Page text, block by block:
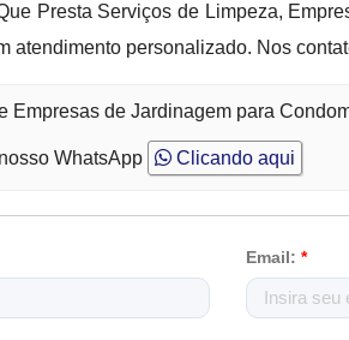
Presta Serviços de Limpeza,
atendimento personalizado. Nos
Empresas de Jardinagem para
WhatsApp Clicando aqui
Email: *